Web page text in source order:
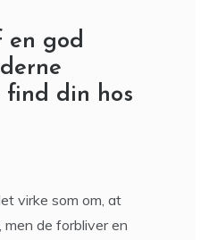
en god
find din hos
virke som om, at
de forbliver en